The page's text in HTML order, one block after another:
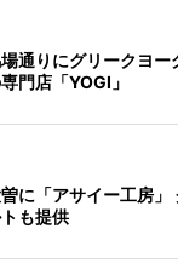
通りにグリークヨー
門店「YOGI」
に「アサイー工房」
も提供